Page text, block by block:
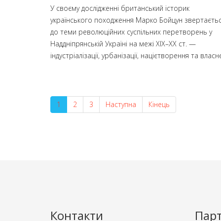
У своєму дослідженні британський історик
українського походження Марко Бойцун
до теми революційних суспільних перетворень у
Наддніпрянській Україні на межі XIX–ХХ ст. —
індустріалізації, урбанізації, націєтворення та
1 2 3 Наступна Кінець
Контакти